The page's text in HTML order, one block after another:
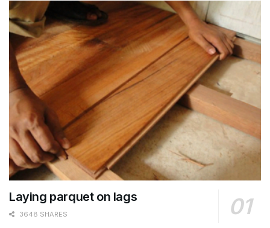
Laying parquet on lags
3648 SHARES